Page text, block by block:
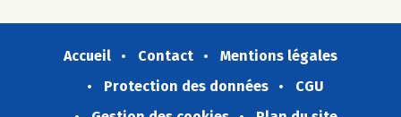
Accueil Contact
Mentions légales
Protection des données
CGU